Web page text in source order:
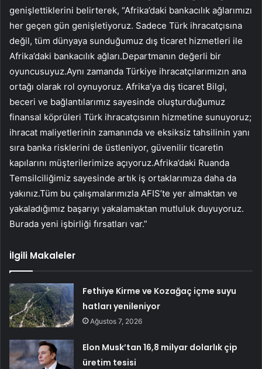
genişlettiklerini belirterek, “Afrika’daki bankacılık ağlarımızı
her geçen gün genişletiyoruz. Sadece Türk ihracatçısına
değil, tüm dünyaya sunduğumuz dış ticaret hizmetleri ile
Afrika’daki bankacılık ağları.Departmanın değerli bir
oyuncusuyuz.Aynı zamanda Türkiye ihracatçılarımızın ana
ortağı olarak rol oynuyoruz. Afrika’ya dış ticaret Bilgi,
beceri ve bağlantılarımız sayesinde oluşturduğumuz
finansal köprüleri Türk ihracatçısının hizmetine sunuyoruz;
ihracat maliyetlerinin zamanında ve eksiksiz tahsilinin yanı
sıra banka risklerini de üstleniyor, güvenilir ticaretin
kapılarını müşterilerimize açıyoruz.Afrika’daki Ruanda
Temsilciliğimiz sayesinde artık iş ortaklarımıza daha da
yakınız.Tüm bu çalışmalarımızla AFIS’te yer almaktan ve
yakaladığımız başarıyı yakalamaktan mutluluk duyuyoruz.
Burada yeni işbirliği fırsatları var.”
İlgili Makaleler
Fethiye Kirme ve Kozağaç içme suyu
hatları yenileniyor
Ağustos 7, 2026
Elon Musk’tan 16,8 milyar dolarlık çip
üretim tesisi